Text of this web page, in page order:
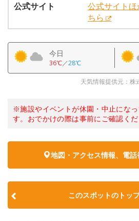
公式サイト
公式サイト
ちら
今日
36℃／28℃
天気情報提供元：株
※施設やイベントが休園・中止にな
す。おでかけの際は事前にご確認くだ
地図・アクセス情報、電
このスポットのトッ